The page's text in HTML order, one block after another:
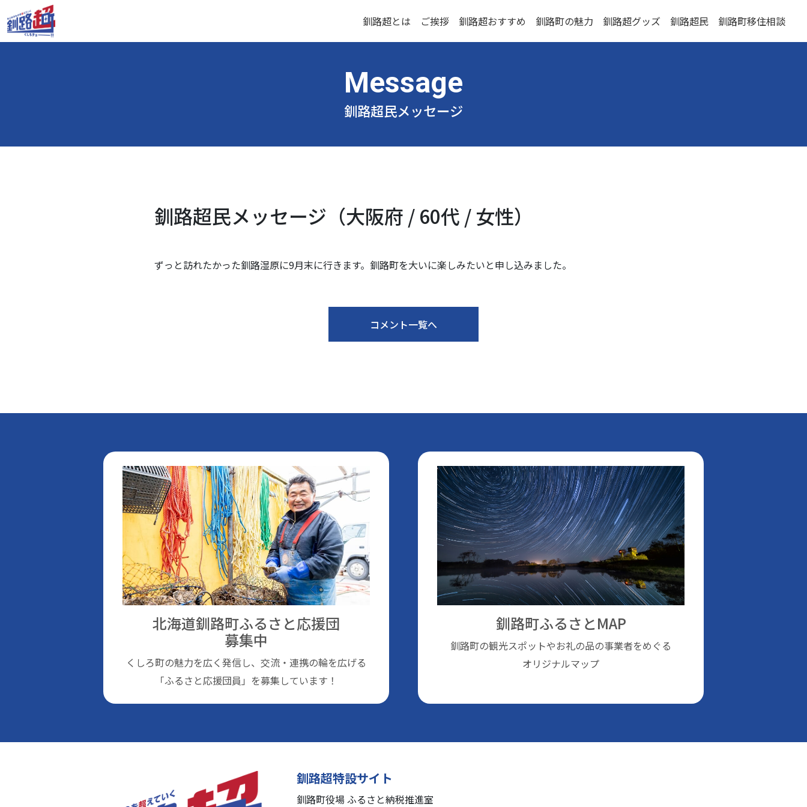
釧路超とは ご挨拶 釧路超おすすめ 釧路町の魅力 釧路超グッズ 釧路超民 釧路町移住相談
釧路超民メッセージ
釧路超民メッセージ（大阪府 / 60代 / 女性）
ずっと訪れたかった釧路湿原に9月末に行きます。釧路町を大いに楽しみたいと申し込みました。
コメント一覧へ
北海道釧路町ふるさと応援団
募集中
くしろ町の魅⼒を広く発信し、交流・連携の輪を広げる
「ふるさと応援団員」を募集しています！
釧路町ふるさとMAP
釧路町の観光スポットやお礼の品の事業者をめぐる
オリジナルマップ
釧路超特設サイト
釧路町役場 ふるさと納税推進室